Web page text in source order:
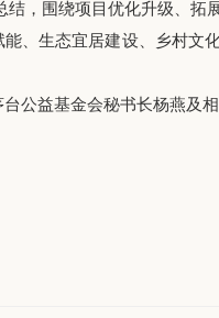
，围绕项目优化升级、拓
、生态宜居建设、乡村文
公益基金会秘书长杨燕及相